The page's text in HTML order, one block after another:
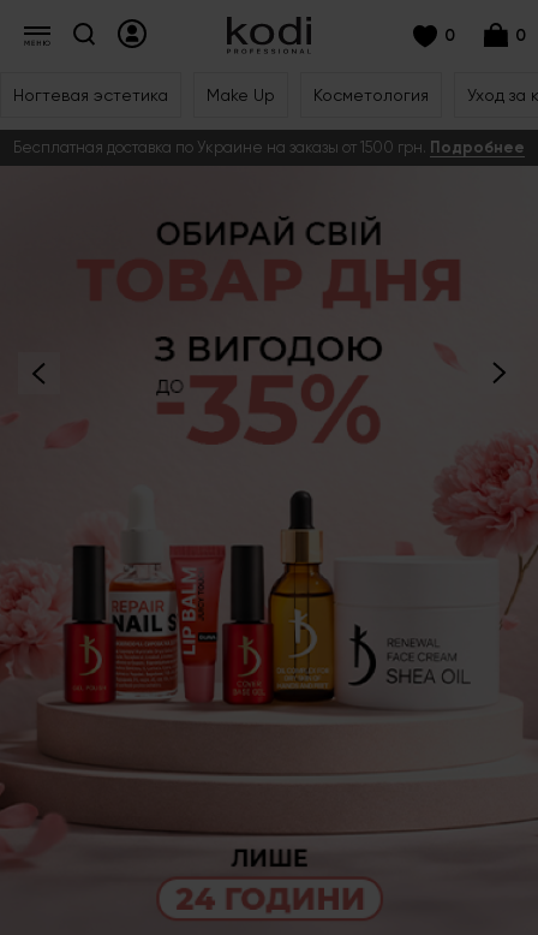
0 0
Ногтевая эстетика Make Up Косметология Уход за
Бесплатная доставка по Украине на заказы от 1500 грн. Подробнее